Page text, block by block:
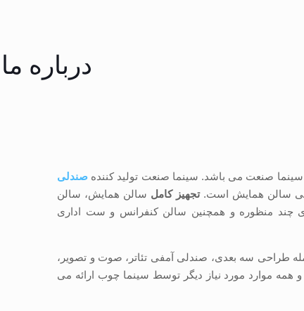
درباره ما
صنعت می باشد. سینما صنعت تولید کننده صندلی
سالن همایش است.تجهیز کامل سالن همایش، سالن
چند منظوره و همچنین سالن کنفرانس و ست اداری
طراحی سه بعدی، صندلی آمفی تئاتر، صوت و تصویر،
همه موارد مورد نیاز دیگر توسط سینما چوب ارائه می